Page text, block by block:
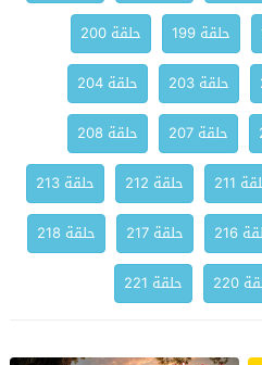
حلقة 199
حلقة 200
حلقة 203
حلقة 204
حلقة 207
حلقة 208
211 حلقة 212
حلقة 213
216 حلقة 217
حلقة 218
220 حلقة 221